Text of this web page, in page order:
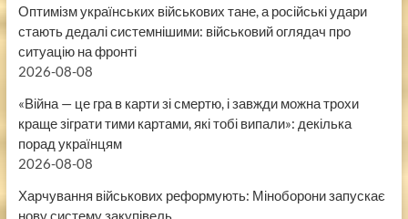
Оптимізм українських військових тане, а російські удари
стають дедалі системнішими: військовий оглядач про
ситуацію на фронті
2026-08-08
«Війна — це гра в карти зі смертю, і завжди можна трохи
краще зіграти тими картами, які тобі випали»: декілька
порад українцям
2026-08-08
Харчування військових реформують: Міноборони запускає
нову систему закупівель